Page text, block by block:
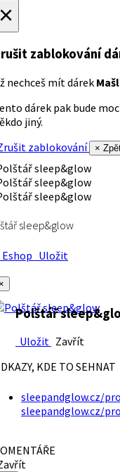
zablokování
nechceš mít dárek
dárek pak bude
jiný.
zablokování
×
sleep&glow
Uložit
Polštář
Uložit Zavřít
KDE TO SEHNAT
sleepandglow.cz/
sleepandglow.cz/